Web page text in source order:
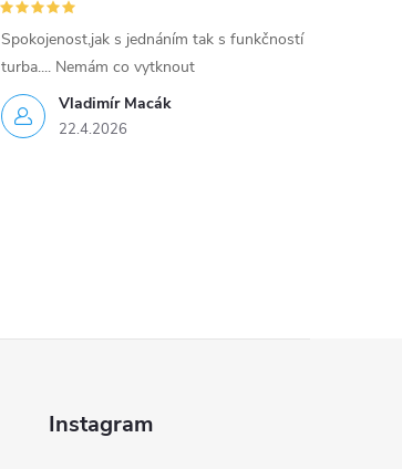
Vladimír Macák
22.4.2026
Spokojenost,jak s jednáním tak s funkčností
turba.... Nemám co vytknout
Instagram